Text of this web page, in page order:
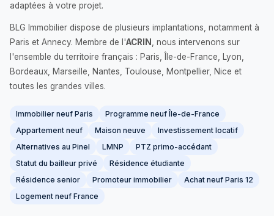
adaptées à votre projet.
BLG Immobilier dispose de plusieurs implantations, notamment à
Paris et Annecy. Membre de l'ACRIN
, nous intervenons sur
l'ensemble du territoire français : Paris, Île-de-France, Lyon,
Bordeaux, Marseille, Nantes, Toulouse, Montpellier, Nice et
toutes les grandes villes.
Immobilier neuf Paris
Programme neuf Île-de-France
Appartement neuf
Maison neuve
Investissement locatif
Alternatives au Pinel
LMNP
PTZ primo-accédant
Statut du bailleur privé
Résidence étudiante
Résidence senior
Promoteur immobilier
Achat neuf Paris 12
Logement neuf France